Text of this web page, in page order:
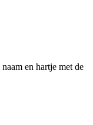
en hartje met de